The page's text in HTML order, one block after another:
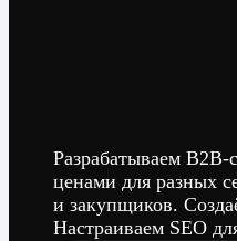
Разрабатываем
ценами для разных
и закупщиков.
Настраиваем SEO